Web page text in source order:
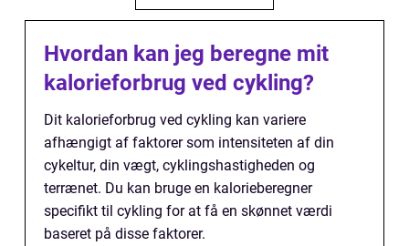
Hvordan kan jeg beregne mit
kalorieforbrug ved cykling?
Dit kalorieforbrug ved cykling kan variere
afhængigt af faktorer som intensiteten af din
cykeltur, din vægt, cyklingshastigheden og
terrænet. Du kan bruge en kalorieberegner
specifikt til cykling for at få en skønnet værdi
baseret på disse faktorer.